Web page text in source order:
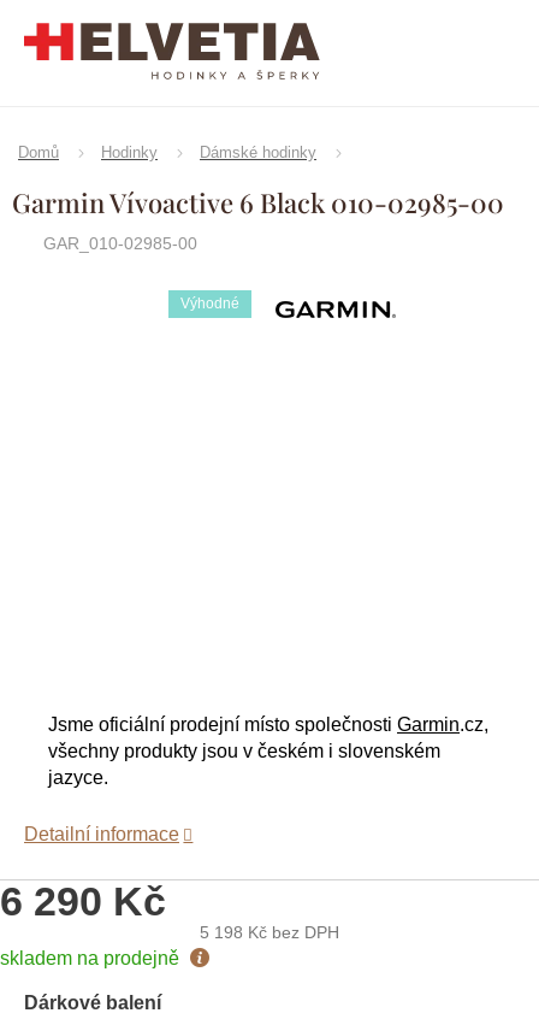
Domů Hodinky Dámské hodinky
Garmin Vívoactive 6 Black 010-02985-00
GAR_010-02985-00
Výhodné Značka:Garmin
6 290 Kč
5 198 Kč bez DPH
Měrná
skladem na prodejně
Dárkové balení
Jsme oficiální prodejní místo společnosti Garmin.cz,
všechny produkty jsou v českém i slovenském
jazyce.
Detailní informace